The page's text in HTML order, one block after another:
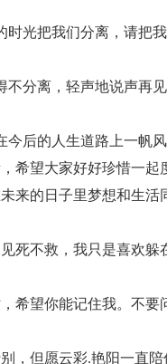
时光把我们分离，请把
不分离，轻声地说声再
今后的人生道路上一帆
希望大家好好珍惜一
来的日子里梦想和生活
死不救，我只是喜欢躲
希望你能记住我。不要
，但愿云彩.艳阳一直